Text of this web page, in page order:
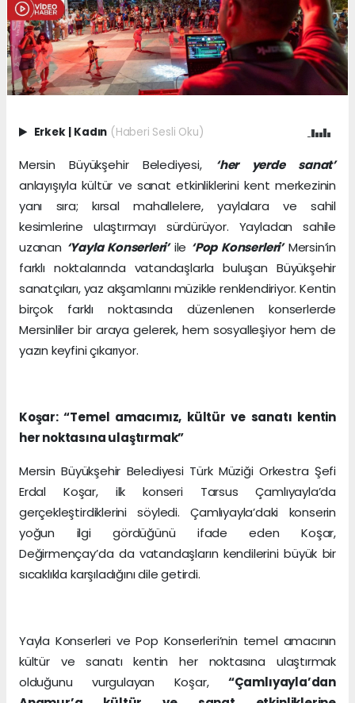
Erkek | Kadın (Haberi Sesli Oku)
Mersin Büyükşehir Belediyesi, ‘her yerde sanat’
anlayışıyla kültür ve sanat etkinliklerini kent merkezinin
yanı sıra; kırsal mahallelere, yaylalara ve sahil
kesimlerine ulaştırmayı sürdürüyor. Yayladan sahile
uzanan ‘Yayla Konserleri’ile ‘Pop Konserleri’Mersin’in
farklı noktalarında vatandaşlarla buluşan Büyükşehir
sanatçıları, yaz akşamlarını müzikle renklendiriyor. Kentin
birçok farklı noktasında düzenlenen konserlerde
Mersinliler bir araya gelerek, hem sosyalleşiyor hem de
yazın keyfini çıkarıyor.
Koşar: “Temel amacımız, kültür ve sanatı kentin
her noktasına ulaştırmak”
Mersin Büyükşehir Belediyesi Türk Müziği Orkestra Şefi
Erdal Koşar, ilk konseri Tarsus Çamlıyayla’da
gerçekleştirdiklerini söyledi. Çamlıyayla’daki konserin
yoğun ilgi gördüğünü ifade eden Koşar,
Değirmençay’da da vatandaşların kendilerini büyük bir
sıcaklıkla karşıladığını dile getirdi.
Yayla Konserleri ve Pop Konserleri’nin temel amacının
kültür ve sanatı kentin her noktasına ulaştırmak
olduğunu vurgulayan Koşar, “Çamlıyayla’dan